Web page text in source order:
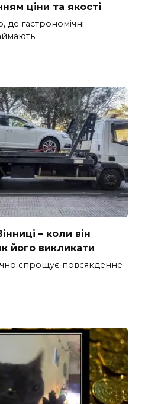
ціни та якості
де гастрономічні
– коли він
його викликати
спрощує повсякденне